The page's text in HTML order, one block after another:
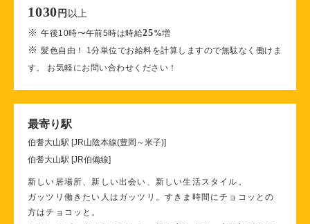
1030 円 以上
※午後10時〜午前5時は時給25%増
※髪色自由！ 1分単位でお給料を計算しますので無駄なく働けま
す。 お気軽にお問い合わせください！
最寄り駅
伯耆大山駅 [JR山陰本線(豊岡～米子)]
伯耆大山駅 [JR伯備線]
新しい居場所、新しい出会い、新しい生活スタイル。
ガッツリ働きたい人はガッツリ。すきま時間にチョコッとの
方はチョコッと。